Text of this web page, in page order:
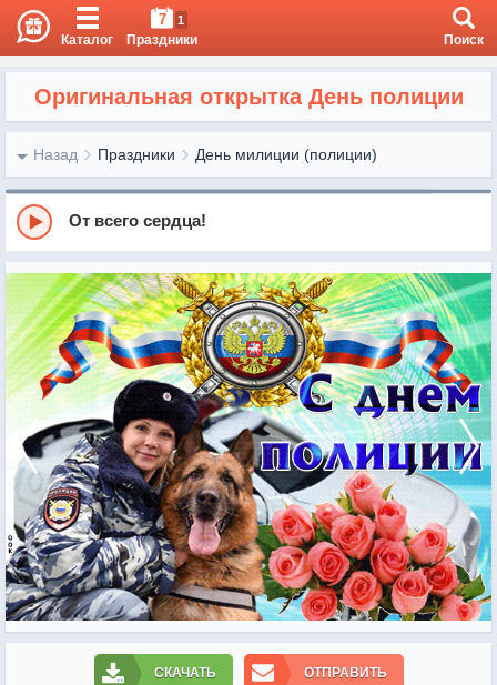
Каталог
7 1
Праздники Поиск
Оригинальная открытка День полиции
Назад Праздники День милиции (полиции)
От всего сердца!
СКАЧАТЬ ОТПРАВИТЬ